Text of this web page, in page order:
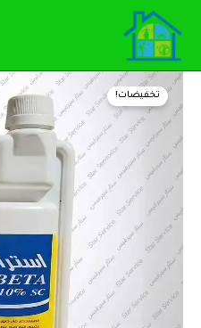
المحتوى
تخفيضات!
السعر
الأصلي
هو:
490,00 EGP.
كمية
استرابيتا10%SC(بيتاسفلوثرين
10%)بدون
رائحه(500ملل)لحشرة
الصراصيروالنمل
والبق